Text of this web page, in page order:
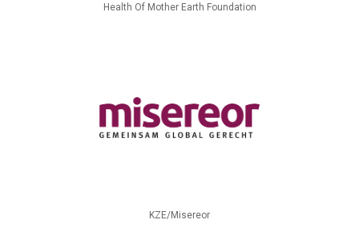
Health Of Mother Earth Foundation
KZE/Misereor